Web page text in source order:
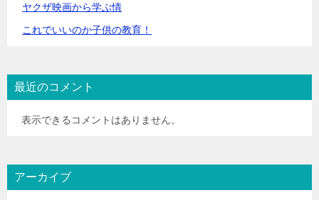
ヤクザ映画から学ぶ情
これでいいのか子供の教育！
最近のコメント
表示できるコメントはありません。
アーカイブ